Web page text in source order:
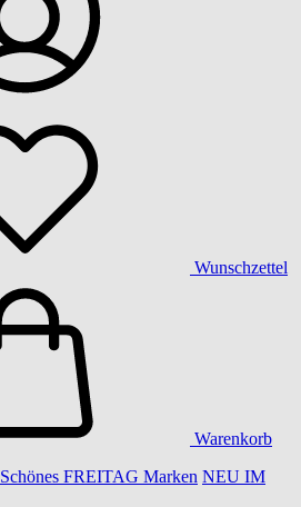
Wunschzettel
Warenkorb
Schönes FREITAG Marken NEU IM